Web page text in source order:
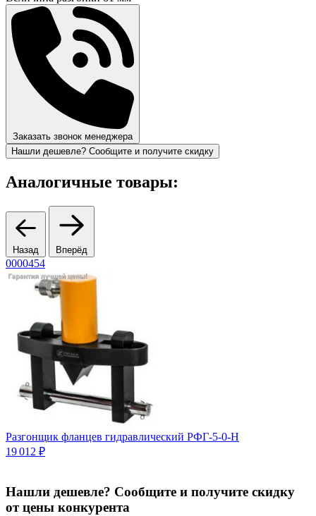
Заказать звонок менеджера
Нашли дешевле? Сообщите и получите скидку
Аналогичные товары:
Назад Вперёд
0000454
Разгонщик фланцев гидравлический РФГ-5-0-Н
19 012 ₽
Нашли дешевле? Сообщите и получите скидку
от цены конкурента